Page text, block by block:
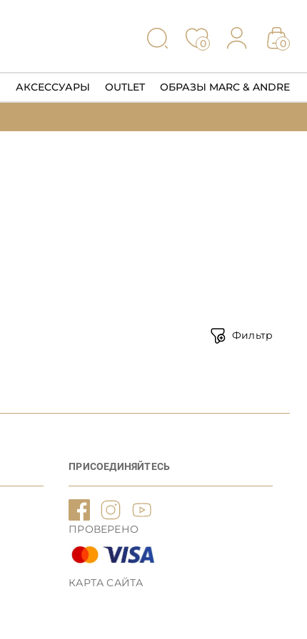
0 0
АКСЕССУАРЫ OUTLET ОБРАЗЫ MARC & ANDRE
Фильтр
ПРИСОЕДИНЯЙТЕСЬ
ПРОВЕРЕНО
КАРТА САЙТА